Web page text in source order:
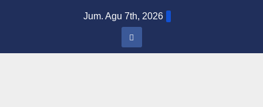
Jum. Agu 7th, 2026